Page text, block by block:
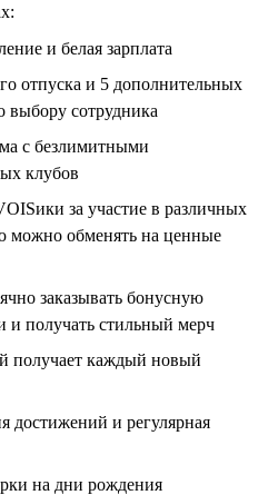
и белая зарплата
отпуска и 5 дополнительных
сотрудника
с безлимитными
клубов
за участие в различных
можно обменять на ценные
заказывать бонусную
получать стильный мерч
получает каждый новый
достижений и регулярная
на дни рождения